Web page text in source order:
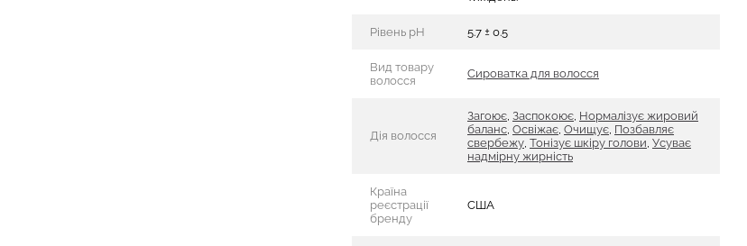
Рівень pH 5.7 ± 0.5
Вид товару
волосся
Сироватка для волосся
Дія волосся
Загоює, Заспокоює, Нормалізує жировий
баланс, Освіжає, Очищує, Позбавляє
свербежу, Тонізує шкіру голови, Усуває
надмірну жирність
Країна
реєстрації
бренду
США